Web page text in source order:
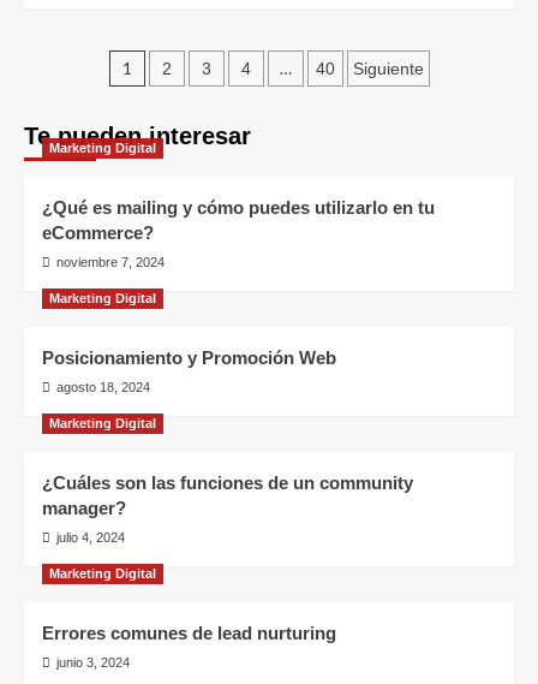
evolución
adware?
Paginación
entradas
1 2 3 4 … 40 Siguiente
Te pueden interesar
Marketing Digital
¿Qué es mailing y cómo puedes utilizarlo en tu
eCommerce?
noviembre 7, 2024
Marketing Digital
Posicionamiento y Promoción Web
agosto 18, 2024
Marketing Digital
¿Cuáles son las funciones de un community
manager?
julio 4, 2024
Marketing Digital
Errores comunes de lead nurturing
junio 3, 2024